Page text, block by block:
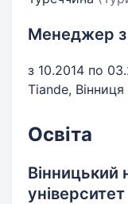
Менеджер
з 10.2014 по
Tiande, Вінниця
Освіта
Вінницький
університет